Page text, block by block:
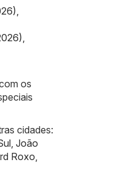
os
cidades:
João
Roxo